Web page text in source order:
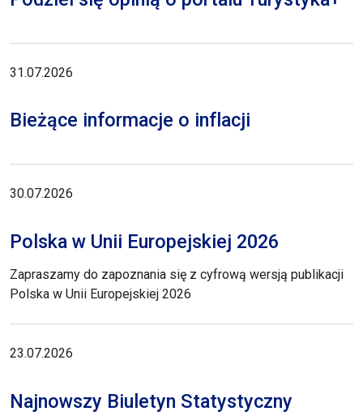
31.07.2026
Bieżące informacje o inflacji
30.07.2026
Polska w Unii Europejskiej 2026
Zapraszamy do zapoznania się z cyfrową wersją publikacji
Polska w Unii Europejskiej 2026
23.07.2026
Najnowszy Biuletyn Statystyczny